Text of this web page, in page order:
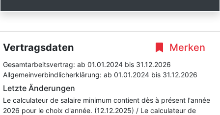
Merken
Vertragsdaten
Gesamtarbeitsvertrag: ab 01.01.2024 bis 31.12.2026
Allgemeinverbindlicherklärung: ab 01.01.2024 bis 31.12.2026
Letzte Änderungen
Le calculateur de salaire minimum contient dès à présent l'année
2026 pour le choix d'année. (12.12.2025) / Le calculateur de